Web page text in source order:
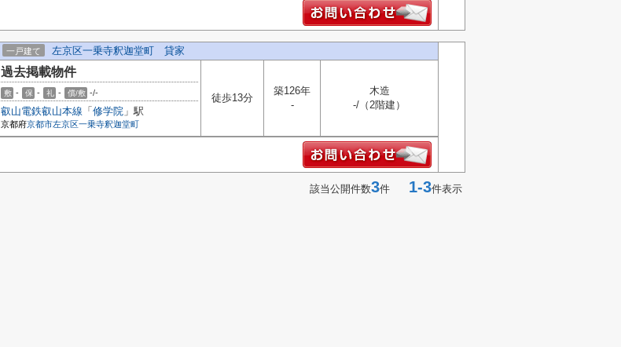
一戸建て 左京区一乗寺釈迦堂町 貸家
過去掲載物件
敷 - 保 - 礼 - 償/敷 -/-
叡山電鉄叡山本線 「 修学院 」駅
京都府京都市左京区一乗寺釈迦堂町
徒歩13分
築126年
-
木造
-/（2階建）
該当公開件数3件 1-3件表示